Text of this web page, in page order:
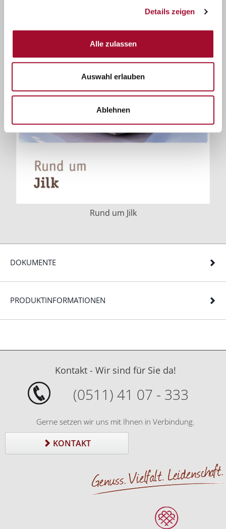
Details zeigen
Alle zulassen
Auswahl erlauben
Ablehnen
Rund um Jilk
DOKUMENTE
PRODUKTINFORMATIONEN
Kontakt - Wir sind für Sie da!
(0511) 41 07 - 333
Gerne setzen wir uns mit Ihnen in Verbindung.
KONTAKT